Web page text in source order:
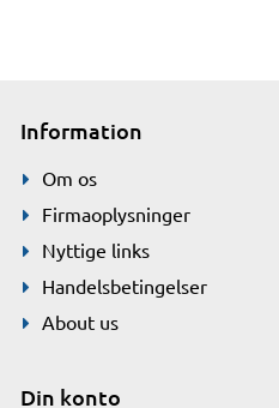
Information
Om os
Firmaoplysninger
Nyttige links
Handelsbetingelser
About us
Din konto